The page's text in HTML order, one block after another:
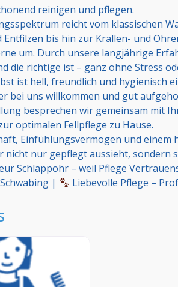
reinigen und pflegen.
reicht vom klassischen
bis hin zur Krallen- und
um. Durch unsere langjährige
die richtige ist – ganz ohne Stress
ist hell, freundlich und hygienisch
bei uns willkommen und gut
besprechen wir gemeinsam mit
optimalen Fellpflege zu Hause.
Einfühlungsvermögen und
nicht nur gepflegt aussieht, sondern
Schlappohr – weil Pflege
|
Liebevolle Pflege –